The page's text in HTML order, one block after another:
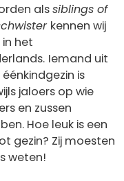
alssiblings of
kennen wij
het
Iemand uit
éénkindgezin is
jaloers op wie
en zussen
Hoe leuk is een
gezin? Zij moesten
weten!